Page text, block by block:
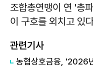
조합총연맹이 연 '총
이 구호를 외치고 있
관련기사